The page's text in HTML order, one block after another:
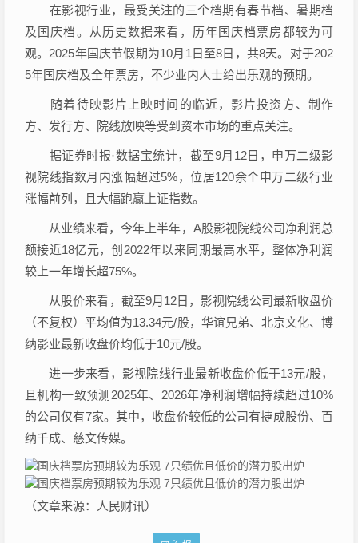
在影视行业，最受关注的三个档期有春节档、暑期档
及国庆档。从历史数据来看，历年国庆档票房都较为可
观。2025年国庆节假期为10月1日至8日，共8天。对于202
5年国庆档及全年票房，不少业内人士给出乐观的预期。
随着待映影片上映时间的临近，影片投资方、制作
方、发行方、院线放映等受到资本市场的重点关注。
据证券时报·数据宝统计，截至9月12日，申万二级影
视院线指数月内涨幅超过5%，位居120余个申万二级行业
涨幅前列，且大幅跑赢上证指数。
从业绩来看，今年上半年，A股影视院线公司净利润总
额接近18亿元，创2022年以来同期最高水平，整体净利润
较上一年增长超75%。
从股价来看，截至9月12日，影视院线公司最新收盘价
（不复权）平均值为13.34元/股， 华谊兄弟、 北京文化、博
纳影业最新收盘价均低于10元/股。
进一步来看，影视院线行业最新收盘价低于13元/股，
且机构一致预测2025年、2026年净利润增幅持续超过10%
的公司仅有7家。其中，收盘价较低的公司有捷成股份、 百
纳千成、 慈文传媒。
（文章来源：人民财讯）